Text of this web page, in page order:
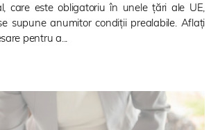
care este obligatoriu în unele țări ale UE,
supune anumitor condiții prealabile. Aflați
pentru a...